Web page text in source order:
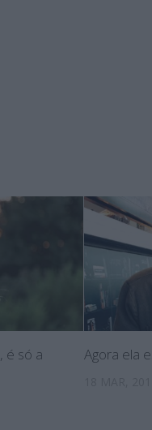
é só a
Agora ela